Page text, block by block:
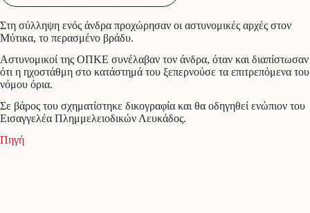
Στη σύλληψη ενός άνδρα προχώρησαν οι αστυνομικές αρχές στον
Μύτικα, το περασμένο βράδυ.
Αστυνομικοί της ΟΠΚΕ συνέλαβαν τον άνδρα, όταν και διαπίστωσαν
ότι η ηχοστάθμη στο κατάστημά του ξεπερνούσε τα επιτρεπόμενα του
νόμου όρια.
Σε βάρος του σχηματίστηκε δικογραφία και θα οδηγηθεί ενώπιον του
Εισαγγελέα Πλημμελειοδικών Λευκάδος.
Πηγή